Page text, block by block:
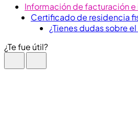
Información de facturación
Certificado de residencia
¿Tienes dudas sobre
¿Te fue útil?